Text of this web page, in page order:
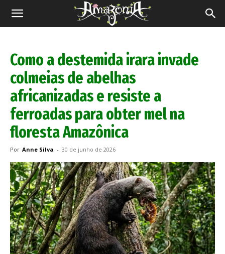
Revista
Como a destemida irara invade
colmeias de abelhas
africanizadas e resiste a
ferroadas para obter mel na
floresta Amazônica
Por Anne Silva - 30 de junho de 2026